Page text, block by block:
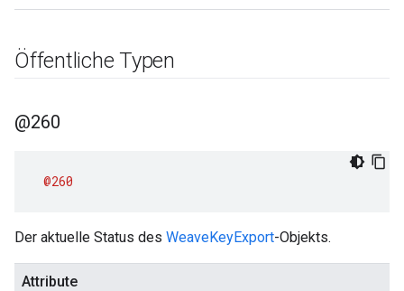
Öffentliche Typen
@260
@260
Der aktuelle Status des WeaveKeyExport-Objekts.
Attribute